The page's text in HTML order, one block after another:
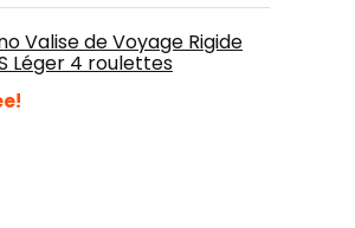
Valise de Voyage Rigide
Léger 4 roulettes